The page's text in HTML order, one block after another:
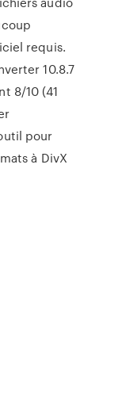
requis.
10.8.7
8/10 (41
pour
à DivX